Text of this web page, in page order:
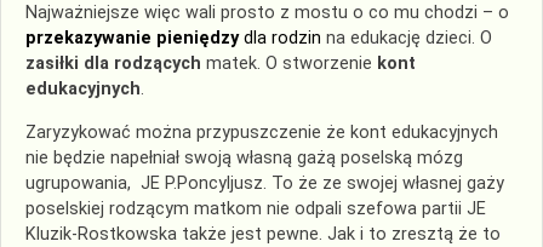
Najważniejsze więc wali prosto z mostu o co mu chodzi – o
przekazywanie pieniędzydla rodzin na edukację dzieci. O
zasiłki dla rodzących matek. O stworzenie kont
edukacyjnych.
Zaryzykować można przypuszczenie że kont edukacyjnych
nie będzie napełniał swoją własną gażą poselską mózg
ugrupowania, JE P.Poncyljusz. To że ze swojej własnej gaży
poselskiej rodzącym matkom nie odpali szefowa partii JE
Kluzik-Rostkowska także jest pewne. Jak i to zresztą że to